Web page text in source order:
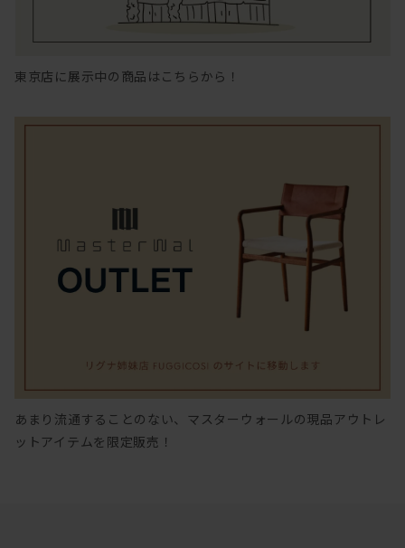
東京店に展示中の商品はこちらから！
あまり流通することのない、マスターウォールの現品アウトレ
ットアイテムを限定販売！